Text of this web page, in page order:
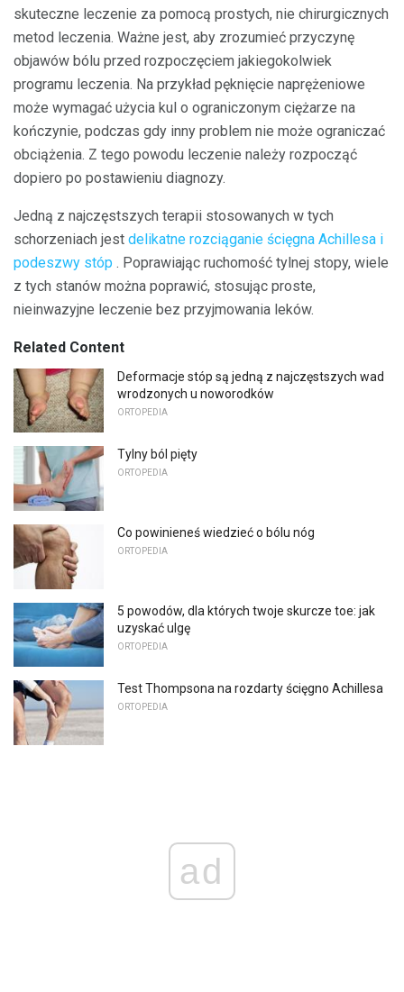
skuteczne leczenie za pomocą prostych, nie chirurgicznych
metod leczenia. Ważne jest, aby zrozumieć przyczynę
objawów bólu przed rozpoczęciem jakiegokolwiek
programu leczenia. Na przykład pęknięcie naprężeniowe
może wymagać użycia kul o ograniczonym ciężarze na
kończynie, podczas gdy inny problem nie może ograniczać
obciążenia. Z tego powodu leczenie należy rozpocząć
dopiero po postawieniu diagnozy.
Jedną z najczęstszych terapii stosowanych w tych
schorzeniach jest delikatne rozciąganie ścięgna Achillesa i
podeszwy stóp . Poprawiając ruchomość tylnej stopy, wiele
z tych stanów można poprawić, stosując proste,
nieinwazyjne leczenie bez przyjmowania leków.
Related Content
Deformacje stóp są jedną z najczęstszych wad
wrodzonych u noworodków
ORTOPEDIA
Tylny ból pięty
ORTOPEDIA
Co powinieneś wiedzieć o bólu nóg
ORTOPEDIA
5 powodów, dla których twoje skurcze toe: jak
uzyskać ulgę
ORTOPEDIA
Test Thompsona na rozdarty ścięgno Achillesa
ORTOPEDIA
ad